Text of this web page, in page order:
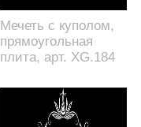
Мечеть с куполом,
прямоугольная
плита, арт. XG.184